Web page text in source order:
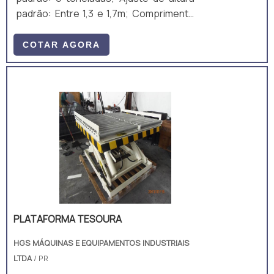
padrão: Entre 1,3 e 1,7m; Comprimento
2m; Ajuste de altura padrão: Manual,
mecânico, por manivela; Equipamento
carbono A36, composto por perfis
laminados U, I e chapas. A estrutura é
um monobloco, unido através de
soldagem MIG/MAG. • Acompanha: (a)
ART de Projeto e Fabricação; e (b)
Manual técnico;
COTAR AGORA
PLATAFORMA TESOURA
HGS MÁQUINAS E EQUIPAMENTOS INDUSTRIAIS
LTDA / PR